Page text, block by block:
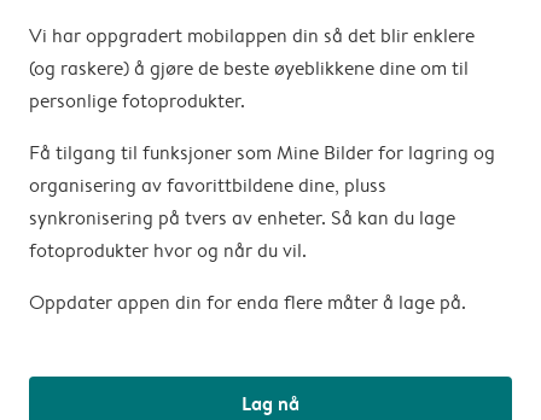
Vi har oppgradert mobilappen din så det blir enklere
(og raskere) å gjøre de beste øyeblikkene dine om til
personlige fotoprodukter.
Få tilgang til funksjoner som Mine Bilder for lagring og
organisering av favorittbildene dine, pluss
synkronisering på tvers av enheter. Så kan du lage
fotoprodukter hvor og når du vil.
Oppdater appen din for enda flere måter å lage på.
Lag nå